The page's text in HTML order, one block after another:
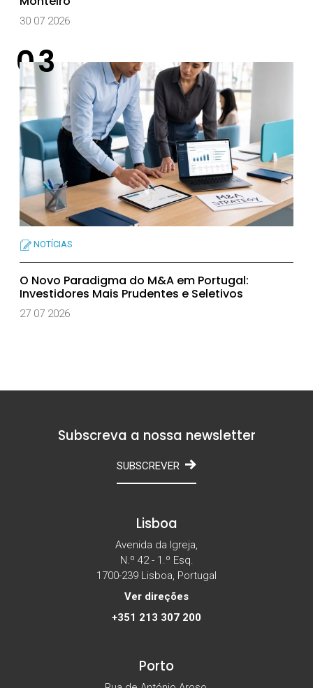
30 07 2026
NOTÍCIAS
O Novo Paradigma do M&A em Portugal:
Investidores Mais Prudentes e Seletivos
27 07 2026
Subscreva a nossa newsletter
SUBSCREVER
Lisboa
Avenida da Igreja,
N.º 42 - 1.º Esq.
1700-239 Lisboa, Portugal
Ver direções
+351 213 307 200
Porto